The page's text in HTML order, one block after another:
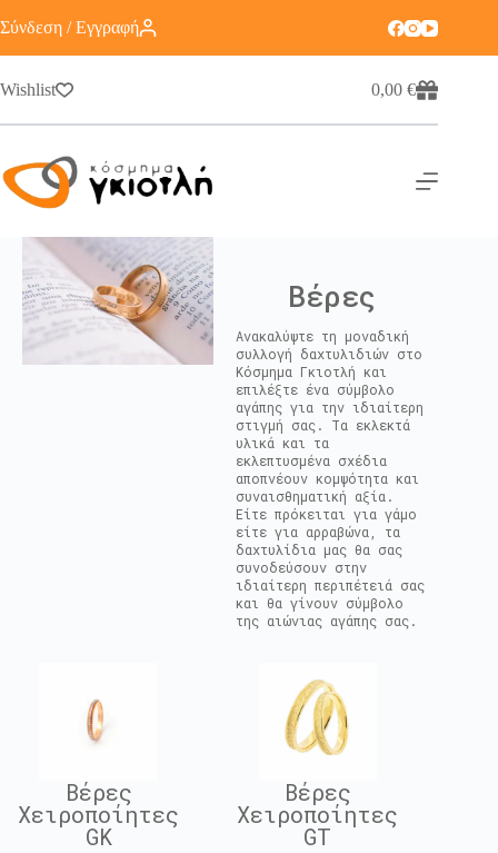
Σύνδεση / Εγγραφή
Wishlist 0,00€
Βέρες
Ανακαλύψτε τη μοναδική
συλλογή δαχτυλιδιών στο
Κόσμημα Γκιοτλή και
επιλέξτε ένα σύμβολο
αγάπης για την ιδιαίτερη
στιγμή σας. Τα εκλεκτά
υλικά και τα
εκλεπτυσμένα σχέδια
αποπνέουν κομψότητα και
συναισθηματική αξία.
Είτε πρόκειται για γάμο
είτε για αρραβώνα, τα
δαχτυλίδια μας θα σας
συνοδεύσουν στην
ιδιαίτερη περιπέτειά σας
και θα γίνουν σύμβολο
της αιώνιας αγάπης σας.
Βέρες
Χειροποίητες
GK
Βέρες
Χειροποίητες
GT